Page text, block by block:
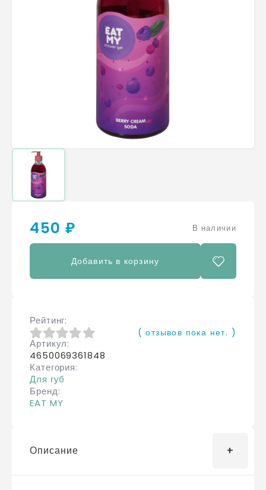
450 ₽ В наличии
Добавить в корзину
Рейтинг
0из 5
( отзывов пока нет. )
Артикул
4650069361848
Категория
Для губ
Бренд
EAT MY
Описание